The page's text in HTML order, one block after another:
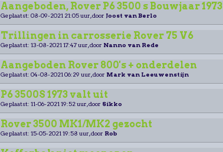
Aangeboden, Rover P6 3500 s Bouwjaar 1973
Geplaatst: 08-09-2021 21:05 uur, door Joost van Berlo
Trillingen in carrosserie Rover 75 V6
Geplaatst: 13-08-2021 17:47 uur, door Nanno van Rede
Aangeboden Rover 800's + onderdelen
Geplaatst: 04-08-2021 06:29 uur, door Mark van Leeuwenstijn
P6 3500S 1973 valt uit
Geplaatst: 11-06-2021 19:52 uur, door Sikko
Rover 3500 MK1/MK2 gezocht
Geplaatst: 15-05-2021 19:58 uur, door Rob